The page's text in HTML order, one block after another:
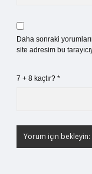
Daha sonraki
site adresim bu
7 + 8 kaçtır? *